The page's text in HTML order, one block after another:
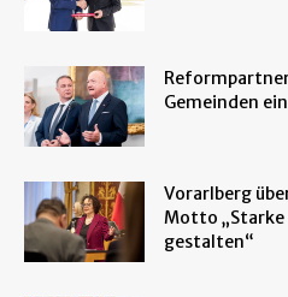
Gemeinden
Vorarlberg
Motto „Starke
gestalten“